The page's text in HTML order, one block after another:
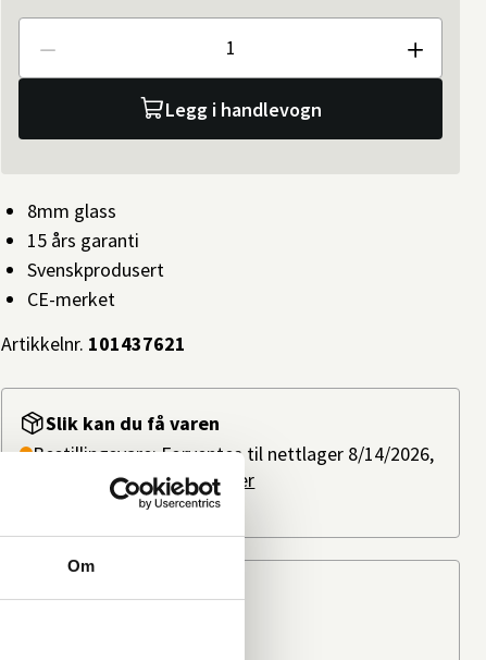
Om
Antall
Legg i handlevogn
Slik kan du få varen
Bestillingsvare: Forventes til nettlager 8/14/2026,
ved bestilling i dag.Les mer
Ikke på lager i butikk
8mm glass
15 års garanti
Svenskprodusert
CE-merket
Artikkelnr. 101437621
Beregn frakten